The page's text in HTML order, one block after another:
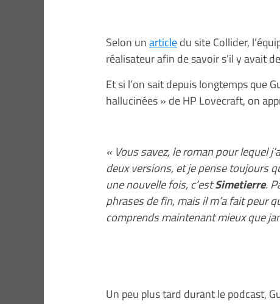
Selon unarticledu site Collider,
réalisateur afin de savoir s’il y avait
Et si l’on sait depuis longtemps que
hallucinées » de HP Lovecraft, on
« Vous savez, le roman pour lequel
deux versions, et je pense toujours
une nouvelle fois, c’estSimetierre.
phrases de fin, mais il m’a fait peur
comprends maintenant mieux que
Un peu plus tard durant le podcast,